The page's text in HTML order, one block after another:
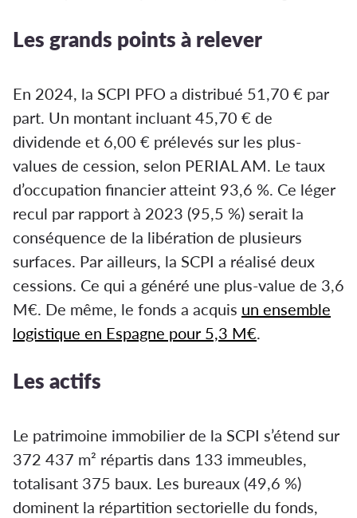
Les grands points à relever
En 2024, la SCPI PFO a distribué 51,70 € par
part. Un montant incluant 45,70 € de
dividende et 6,00 € prélevés sur les plus-
values de cession, selon PERIAL AM. Le taux
d’occupation financier atteint 93,6 %. Ce léger
recul par rapport à 2023 (95,5 %) serait la
conséquence de la libération de plusieurs
surfaces. Par ailleurs, la SCPI a réalisé deux
cessions. Ce qui a généré une plus-value de 3,6
M€. De même, le fonds a acquis un ensemble
logistique en Espagne pour 5,3 M€.
Les actifs
Le patrimoine immobilier de la SCPI s’étend sur
372 437 m² répartis dans 133 immeubles,
totalisant 375 baux. Les bureaux (49,6 %)
dominent la répartition sectorielle du fonds,